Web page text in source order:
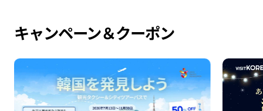
キャンペーン＆クーポン